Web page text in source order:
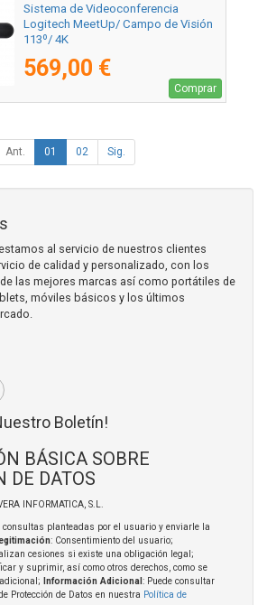
Sistema de Videoconferencia
Logitech MeetUp/ Campo de Visión
113º/ 4K
569,00 €
Comprar
Ant. 01 02 Sig.
al servicio de nuestros clientes
de calidad y personalizado, con los
las mejores marcas así como portátiles de
móviles básicos y los últimos
Boletín!
BÁSICA SOBRE
DE DATOS
INFORMATICA, S.L.
consultas planteadas por el usuario y enviarle la
: Consentimiento del usuario;
cesiones si existe una obligación legal;
y suprimir, así como otros derechos, como se
Información Adicional : Puede consultar
Protección de Datos en nuestra Política de